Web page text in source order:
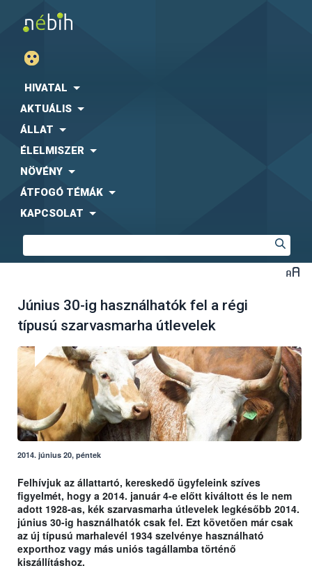
HIVATAL
AKTUÁLIS
ÁLLAT
ÉLELMISZER
NÖVÉNY
ÁTFOGÓ TÉMÁK
KAPCSOLAT
Június 30-ig használhatók fel a régi
típusú szarvasmarha útlevelek
2014. június 20, péntek
Felhívjuk az állattartó, kereskedő ügyfeleink szíves
figyelmét, hogy a 2014. január 4-e előtt kiváltott és le nem
adott 1928-as, kék szarvasmarha útlevelek legkésőbb 2014.
június 30-ig használhatók csak fel. Ezt követően már csak
az új típusú marhalevél 1934 szelvénye használható
exporthoz vagy más uniós tagállamba történő
kiszállításhoz.